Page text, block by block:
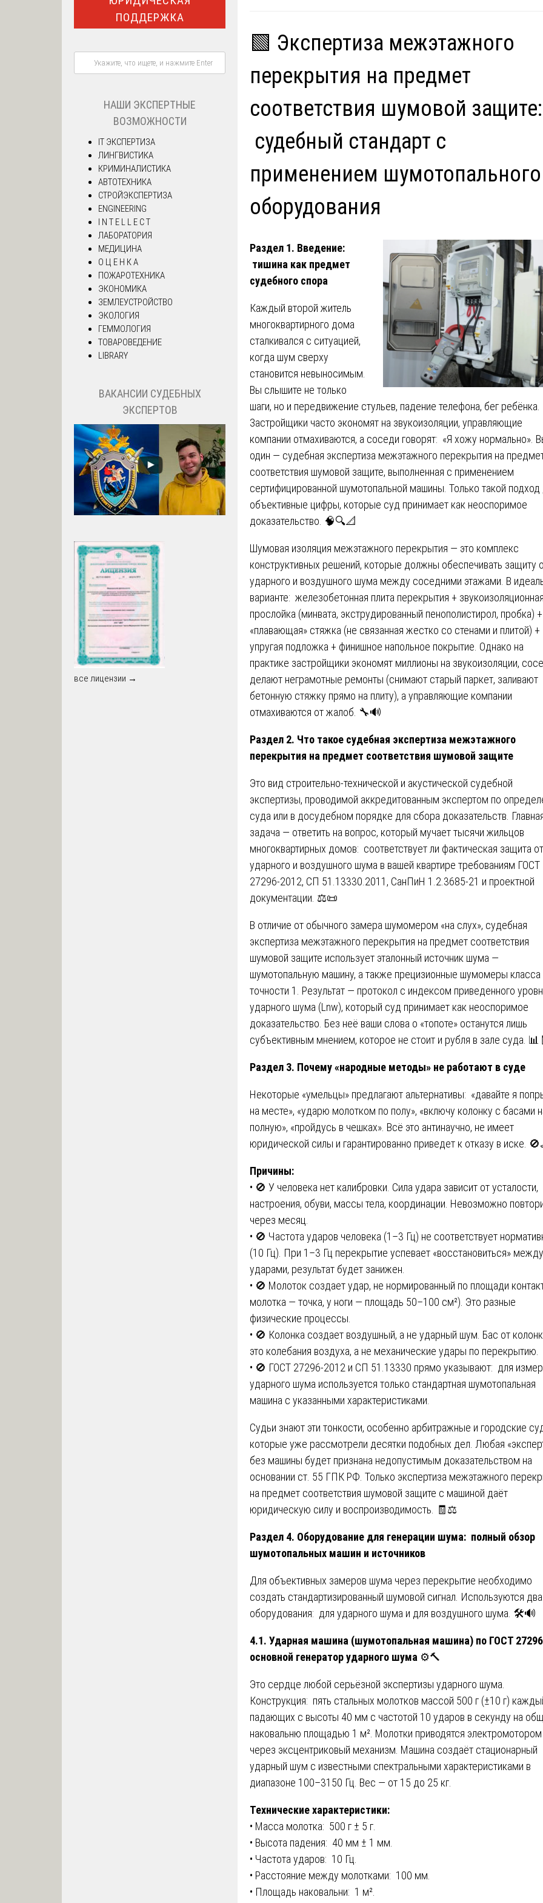
🟩 Экспертиза межэтажного
перекрытия на предмет
соответствия шумовой защите:
судебный стандарт с
применением шумотопального
оборудования
Раздел 1. Введение:
тишина как предмет
судебного спора
Каждый второй житель
многоквартирного дома
сталкивался с ситуацией,
когда шум сверху
становится невыносимым.
Вы слышите не только
шаги, но и передвижение стульев, падение телефона, бег ребёнка.
Застройщики часто экономят на звукоизоляции, управляющие
компании отмахиваются, а соседи говорят: «Я хожу нормально».
один — судебная экспертиза межэтажного перекрытия на
соответствия шумовой защите, выполненная с применением
сертифицированной шумотопальной машины. Только такой подход
объективные цифры, которые суд принимает как неоспоримое
доказательство. 🧠🔍📐
Шумовая изоляция межэтажного перекрытия — это комплекс
конструктивных решений, которые должны обеспечивать защиту
ударного и воздушного шума между соседними этажами. В
варианте: железобетонная плита перекрытия + звукоизоляционная
прослойка (минвата, экструдированный пенополистирол, пробка) +
«плавающая» стяжка (не связанная жестко со стенами и плитой) +
упругая подложка + финишное напольное покрытие. Однако на
практике застройщики экономят миллионы на звукоизоляции,
делают неграмотные ремонты (снимают старый паркет, заливают
бетонную стяжку прямо на плиту), а управляющие компании
отмахиваются от жалоб. 🔧🔊
Раздел 2. Что такое судебная экспертиза межэтажного
перекрытия на предмет соответствия шумовой защите
Это вид строительно-технической и акустической судебной
экспертизы, проводимой аккредитованным экспертом по
суда или в досудебном порядке для сбора доказательств.
задача — ответить на вопрос, который мучает тысячи жильцов
многоквартирных домов: соответствует ли фактическая защита от
ударного и воздушного шума в вашей квартире требованиям ГОСТ
27296-2012, СП 51.13330.2011, СанПиН 1.2.3685-21 и проектной
документации. ⚖️📜
В отличие от обычного замера шумомером «на слух», судебная
экспертиза межэтажного перекрытия на предмет соответствия
шумовой защите использует эталонный источник шума —
шумотопальную машину, а также прецизионные шумомеры класса
точности 1. Результат — протокол с индексом приведенного
ударного шума (Lnw), который суд принимает как неоспоримое
доказательство. Без неё ваши слова о «топоте» останутся лишь
субъективным мнением, которое не стоит и рубля в зале суда.
Раздел 3. Почему «народные методы» не работают в суде
Некоторые «умельцы» предлагают альтернативы: «давайте я
на месте», «ударю молотком по полу», «включу колонку с басами
полную», «пройдусь в чешках». Всё это антинаучно, не имеет
юридической силы и гарантированно приведет к отказу в иске.
Причины:
• 🚫 У человека нет калибровки. Сила удара зависит от усталости,
настроения, обуви, массы тела, координации. Невозможно
через месяц.
• 🚫 Частота ударов человека (1–3 Гц) не соответствует
(10 Гц). При 1–3 Гц перекрытие успевает «восстановиться» между
ударами, результат будет занижен.
• 🚫 Молоток создает удар, не нормированный по площади
молотка — точка, у ноги — площадь 50–100 см²). Это разные
физические процессы.
• 🚫 Колонка создает воздушный, а не ударный шум. Бас от
это колебания воздуха, а не механические удары по перекрытию.
• 🚫 ГОСТ 27296-2012 и СП 51.13330 прямо указывают: для
ударного шума используется только стандартная шумотопальная
машина с указанными характеристиками.
Судьи знают эти тонкости, особенно арбитражные и городские
которые уже рассмотрели десятки подобных дел. Любая
без машины будет признана недопустимым доказательством на
основании ст. 55 ГПК РФ. Только экспертиза межэтажного
на предмет соответствия шумовой защите с машиной даёт
юридическую силу и воспроизводимость. 🧾⚖️
Раздел 4. Оборудование для генерации шума: полный обзор
шумотопальных машин и источников
Для объективных замеров шума через перекрытие необходимо
создать стандартизированный шумовой сигнал. Используются два
оборудования: для ударного шума и для воздушного шума. 🛠️🔊
4.1. Ударная машина (шумотопальная машина) по ГОСТ
основной генератор ударного шума ⚙️🔨
Это сердце любой серьёзной экспертизы ударного шума.
Конструкция: пять стальных молотков массой 500 г (±10 г)
падающих с высоты 40 мм с частотой 10 ударов в секунду на
наковальню площадью 1 м². Молотки приводятся электромотором
через эксцентриковый механизм. Машина создаёт стационарный
ударный шум с известными спектральными характеристиками в
диапазоне 100–3150 Гц. Вес — от 15 до 25 кг.
Технические характеристики:
• Масса молотка: 500 г ± 5 г.
• Высота падения: 40 мм ± 1 мм.
• Частота ударов: 10 Гц.
• Расстояние между молотками: 100 мм.
• Площадь наковальни: 1 м².
ПОДДЕРЖКА
НАШИ ЭКСПЕРТНЫЕ
ВОЗМОЖНОСТИ
IT ЭКСПЕРТИЗА
ЛИНГВИСТИКА
КРИМИНАЛИСТИКА
АВТОТЕХНИКА
СТРОЙЭКСПЕРТИЗА
ENGINEERING
I N T E L L E C T
ЛАБОРАТОРИЯ
МЕДИЦИНА
О Ц Е Н К А
ПОЖАРОТЕХНИКА
ЭКОНОМИКА
ЗЕМЛЕУСТРОЙСТВО
ЭКОЛОГИЯ
ГЕММОЛОГИЯ
ТОВАРОВЕДЕНИЕ
LIBRARY
ВАКАНСИИ СУДЕБНЫХ
ЭКСПЕРТОВ
все лицензии →